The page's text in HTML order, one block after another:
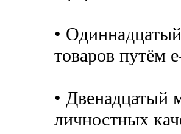
•
товаров путём
• Двенадцатый
личностных